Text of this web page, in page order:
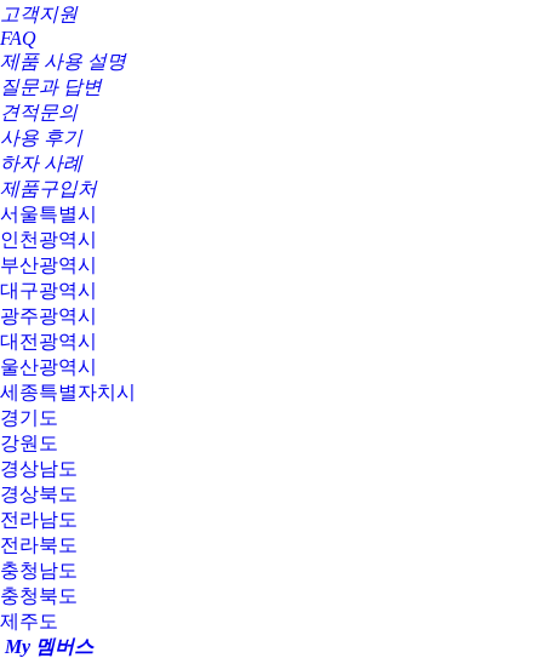
고객지원
FAQ
제품 사용 설명
질문과 답변
견적문의
사용 후기
하자 사례
제품구입처
서울특별시
인천광역시
부산광역시
대구광역시
광주광역시
대전광역시
울산광역시
세종특별자치시
경기도
강원도
경상남도
경상북도
전라남도
전라북도
충청남도
충청북도
제주도
My 멤버스